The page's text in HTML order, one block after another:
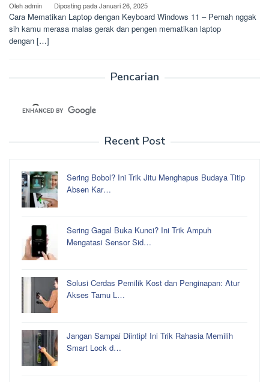
Olehadmin Diposting padaJanuari 26, 2025
Cara Mematikan Laptop dengan Keyboard Windows 11 – Pernah nggak
sih kamu merasa malas gerak dan pengen mematikan laptop
dengan […]
Pencarian
Recent Post
Sering Bobol? Ini Trik Jitu Menghapus Budaya Titip
Absen Kar…
Sering Gagal Buka Kunci? Ini Trik Ampuh
Mengatasi Sensor Sid…
Solusi Cerdas Pemilik Kost dan Penginapan: Atur
Akses Tamu L…
Jangan Sampai Diintip! Ini Trik Rahasia Memilih
Smart Lock d…